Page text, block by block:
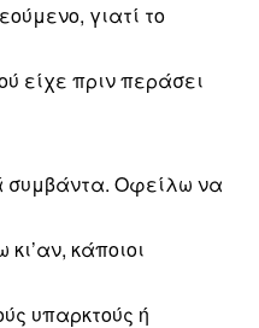
γιατί το
είχε πριν περάσει
συμβάντα. Οφείλω να
κάποιοι
υπαρκτούς ή